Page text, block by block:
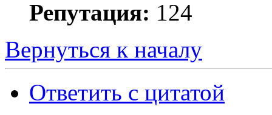
Репутация: 124
Вернуться к началу
Ответить с цитатой